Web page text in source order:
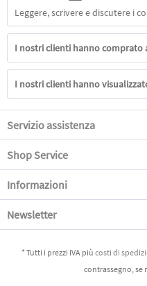
Leggere, scrivere e discutere i
I nostri clienti hanno comprato
I nostri clienti hanno
Servizio assistenza
Shop Service
Informazioni
Newsletter
* Tutti i prezzi IVA più costi di
contrassegno,